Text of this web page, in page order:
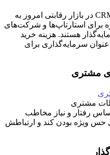
مدیریت ارتباط با مشتری یا همان CRM در بازار رقابتی امروز به
برای استارتاپ‌ها و شرکت‌های
هستند. هزینه خرید
سرمایه‌گذاری برای
مشتری
مشتری
رفتار و نیاز مخاطب
حس ویژه بودن کند و ارتباطش